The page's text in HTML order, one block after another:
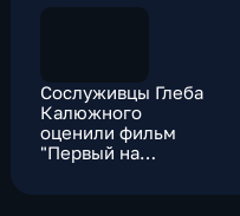
Сослуживцы Глеба
Калюжного
оценили фильм
"Первый на